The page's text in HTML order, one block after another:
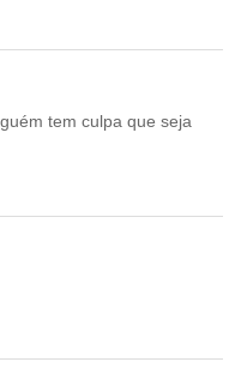
tem culpa que seja